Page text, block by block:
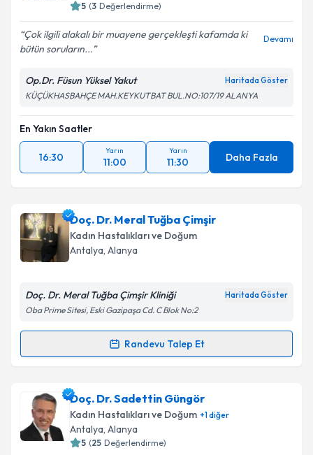
5 (3 Değerlendirme)
Çok ilgili alakalı bir muayene gerçekleşti kafamda ki
bütün soruların...
Devamı
Op.Dr. Füsun Yüksel Yakut Haritada Göster
KÜÇÜKHASBAHÇE MAH.KEYKUTBAT BUL.NO:107/19 ALANYA
En Yakın Saatler
16:30
Yarın
11:00
Yarın
11:30 Daha Fazla
Doç. Dr. Meral Tuğba Çimşir
Kadın Hastalıkları ve Doğum
Antalya, Alanya
Doç. Dr. Meral Tuğba Çimşir Kliniği Haritada Göster
Oba Prime Sitesi, Eski Gazipaşa Cd. C Blok No:2
Randevu Talep Et
Randevu Takvimi Talebi
Doç. Dr. Meral Tuğba Çimşiriçin randevu takvimi
talebi oluşturun. Size bu uzmandan randevu almanız
için bir takvim hazırlandığında e-posta ile
bilgilendireceğiz.
Doç. Dr. Sadettin Güngör
Kadın Hastalıkları ve Doğum +1diğer
Antalya, Alanya
5 (25 Değerlendirme)